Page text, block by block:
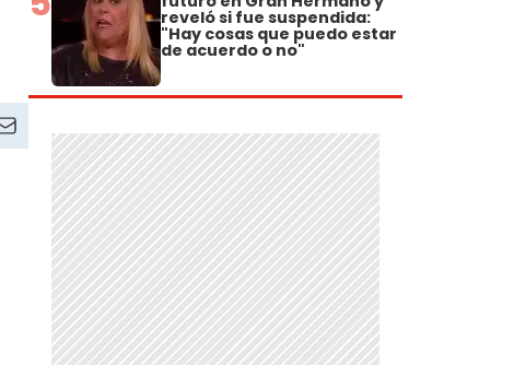
reveló si fue suspendida:
"Hay cosas que puedo estar
de acuerdo o no"